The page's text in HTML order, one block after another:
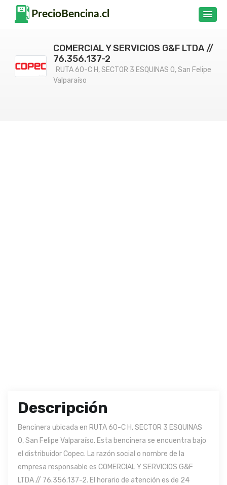
COMERCIAL Y SERVICIOS G&F LTDA //
76.356.137-2
RUTA 60-C H, SECTOR 3 ESQUINAS 0, San Felipe
Valparaíso
Descripción
Bencinera ubicada en RUTA 60-C H, SECTOR 3 ESQUINAS
0, San Felipe Valparaíso. Esta bencinera se encuentra bajo
el distribuidor Copec. La razón social o nombre de la
empresa responsable es COMERCIAL Y SERVICIOS G&F
LTDA // 76.356.137-2. El horario de atención es de 24